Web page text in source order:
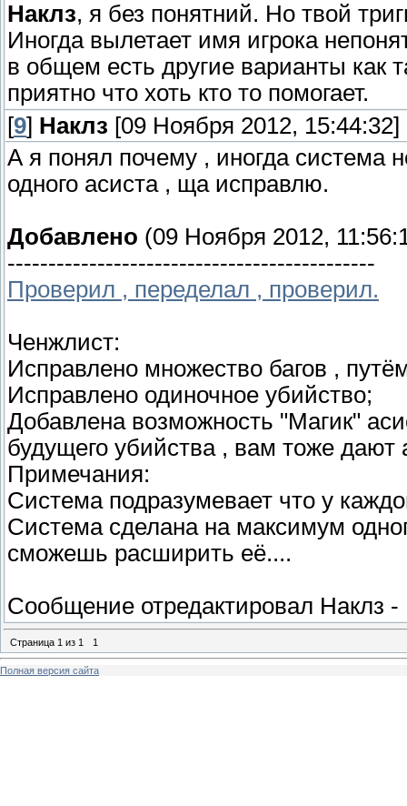
Наклз, я без понятний. Но твой
Иногда вылетает имя игрока
в общем есть другие варианты как
приятно что хоть кто то помогает.
[9] Наклз [09 Ноября 2012, 15:44:32]
А я понял почему , иногда система
одного асиста , ща исправлю.
Добавлено (09 Ноября 2012,
---------------------------------------------
Проверил , переделал , проверил.
Ченжлист:
Исправлено множество багов ,
Исправлено одиночное убийство;
Добавлена возможность "Магик"
будущего убийства , вам тоже дают
Примечания:
Система подразумевает что у
Система сделана на максимум
сможешь расширить её....
Сообщение отредактировал Наклз -
Страница 1 из 1 1
Полная версия сайта